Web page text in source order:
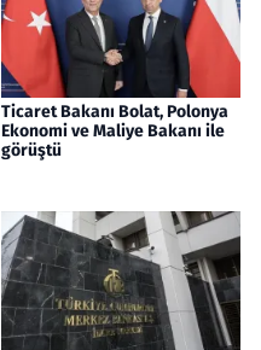
Ticaret Bakanı Bolat, Polonya
Ekonomi ve Maliye Bakanı ile
görüştü